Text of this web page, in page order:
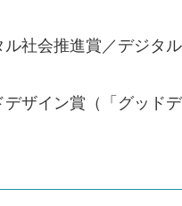
ル社会推進賞／デジタ
デザイン賞（「グッド